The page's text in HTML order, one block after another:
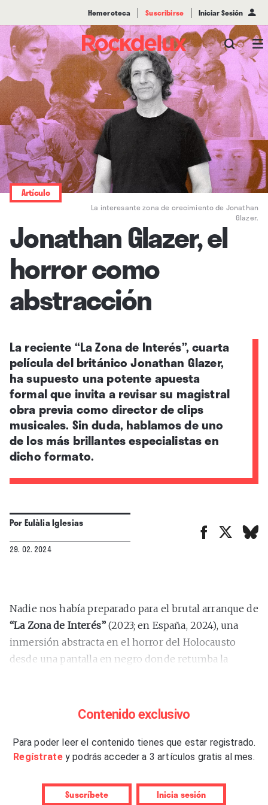
Hemeroteca Suscribirse Iniciar Sesión
La interesante zona de crecimiento de Jonathan
Glazer.
Artículo
Jonathan Glazer, el
horror como
abstracción
La reciente “La Zona de Interés”, cuarta
película del británico Jonathan Glazer,
ha supuesto una potente apuesta
formal que invita a revisar su magistral
obra previa como director de clips
musicales. Sin duda, hablamos de uno
de los más brillantes especialistas en
dicho formato.
PorEulàlia Iglesias
29. 02. 2024
Nadie nos había preparado para el brutal arranque de
“La Zona de Interés”(2023; en España, 2024), una
inmersión abstracta en el horror del Holocausto
desde una pantalla en negro donde retumba la
largometraje deJonathan Glazer se construye desde
ficciones en torno al Holocausto. El director arma su
dispositivo desde un claro precepto teórico. Estamos
asumir la condición inefable del horror, se plantea
Contenido exclusivo
Para poder leer el contenido tienes que estar registrado.
Regístrate y podrás acceder a 3 artículos gratis al mes.
Suscríbete Inicia sesión